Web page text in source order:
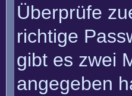
Überprüfe
richtige
gibt es zwei
angegeben